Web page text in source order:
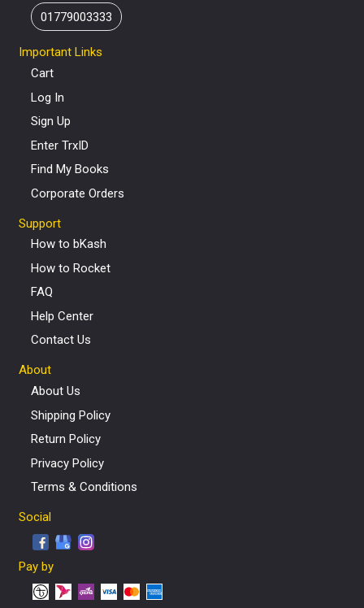
01779003333
Important Links
Cart
Log In
Sign Up
Enter TrxID
Find My Books
Corporate Orders
Support
How to bKash
How to Rocket
FAQ
Help Center
Contact Us
About
About Us
Shipping Policy
Return Policy
Privacy Policy
Terms & Conditions
Social
Pay by